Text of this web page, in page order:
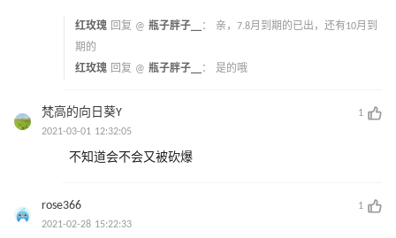
红玫瑰 回复 @ 瓶子胖子__ ： 亲，7.8月到期的已出，还有10月到
期的
红玫瑰 回复 @ 瓶子胖子__ ： 是的哦
梵高的向日葵Y
1
2021-03-01 12:32:05
不知道会不会又被砍爆
rose366
1
2021-02-28 15:22:33